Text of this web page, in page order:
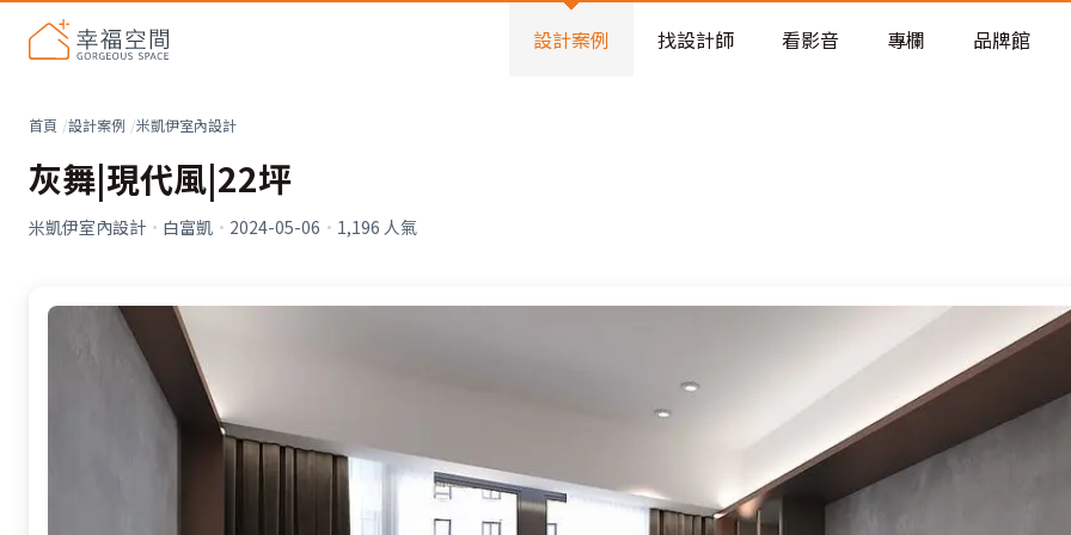
老屋預算分配與高 CP 值煥新術
設計案例 找設計師 看影音 專欄 品牌館
首頁 設計案例 米凱伊室內設計
灰舞|現代風|22坪
米凱伊室內設計 · 白富凱 · 2024-05-06 · 1,196 人氣